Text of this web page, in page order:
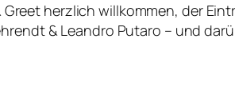
herzlich willkommen, der
& Leandro Putaro – und